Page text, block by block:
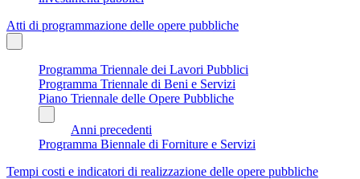
Atti di programmazione delle opere pubbliche
Programma Triennale dei Lavori Pubblici
Programma Triennale di Beni e Servizi
Piano Triennale delle Opere Pubbliche
Anni precedenti
Programma Biennale di Forniture e Servizi
Tempi costi e indicatori di realizzazione delle opere pubbliche